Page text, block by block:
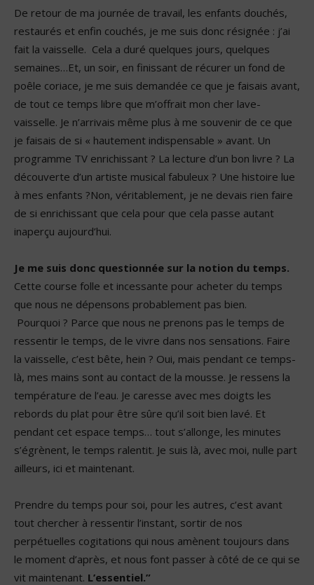
De retour de ma journée de travail, les enfants douchés,
restaurés et enfin couchés, je me suis donc résignée : j’ai
fait la vaisselle. Cela a duré quelques jours, quelques
semaines…Et, un soir, en finissant de récurer un fond de
poêle coriace, je me suis demandée ce que je faisais avant,
de tout ce temps libre que m’offrait mon cher lave-
vaisselle. Je n’arrivais même plus à me souvenir de ce que
je faisais de si « hautement indispensable » avant. Un
programme TV enrichissant ? La lecture d’un bon livre ? La
découverte d’un artiste musical fabuleux ? Une histoire lue
à mes enfants ?Non, véritablement, je ne devais rien faire
de si enrichissant que cela pour que cela passe autant
inaperçu aujourd’hui.
Je me suis donc questionnée sur la notion du temps.
Cette course folle et incessante pour acheter du temps
que nous ne dépensons probablement pas bien.
Pourquoi ? Parce que nous ne prenons pas le temps de
ressentir le temps, de le vivre dans nos sensations. Faire
la vaisselle, c’est bête, hein ? Oui, mais pendant ce temps-
là, mes mains sont au contact de la mousse. Je ressens la
température de l’eau. Je caresse avec mes doigts les
rebords du plat pour être sûre qu’il soit bien lavé. Et
pendant cet espace temps… tout s’allonge, les minutes
s’égrènent, le temps ralentit. Je suis là, avec moi, nulle part
ailleurs, ici et maintenant.
Prendre du temps pour soi, pour les autres, c’est avant
tout chercher à ressentir l’instant, sortir de nos
perpétuelles cogitations qui nous amènent toujours dans
le moment d’après, et nous font passer à côté de ce qui se
vit maintenant. L’essentiel.”